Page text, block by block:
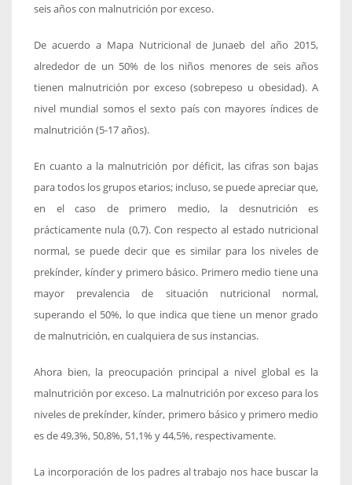
seis años con malnutrición por exceso.
De acuerdo a Mapa Nutricional de Junaeb del año 2015,
alrededor de un 50% de los niños menores de seis años
tienen malnutrición por exceso (sobrepeso u obesidad). A
nivel mundial somos el sexto país con mayores índices de
malnutrición (5-17 años).
En cuanto a la malnutrición por déficit, las cifras son bajas
para todos los grupos etarios; incluso, se puede apreciar que,
en el caso de primero medio, la desnutrición es
prácticamente nula (0,7). Con respecto al estado nutricional
normal, se puede decir que es similar para los niveles de
prekínder, kínder y primero básico. Primero medio tiene una
mayor prevalencia de situación nutricional normal,
superando el 50%, lo que indica que tiene un menor grado
de malnutrición, en cualquiera de sus instancias.
Ahora bien, la preocupación principal a nivel global es la
malnutrición por exceso. La malnutrición por exceso para los
niveles de prekínder, kínder, primero básico y primero medio
es de 49,3%, 50,8%, 51,1% y 44,5%, respectivamente.
La incorporación de los padres al trabajo nos hace buscar la